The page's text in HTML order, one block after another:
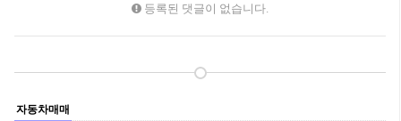
등록된 댓글이 없습니다.
자동차매매